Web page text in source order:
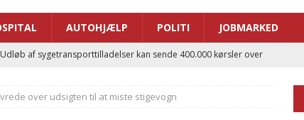
AUTOHJÆLP POLITI JOBMARKED
af sygetransporttilladelser kan sende 400.000 kørsler over
og el-sygetransportvogn til Samsø
PRÆHOSPITAL
over udsigten til at miste stigevogn